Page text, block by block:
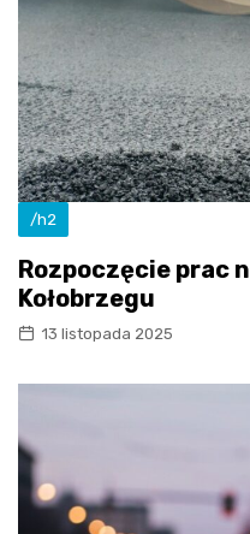
/h2
Rozpoczęcie prac
Kołobrzegu
13 listopada 2025